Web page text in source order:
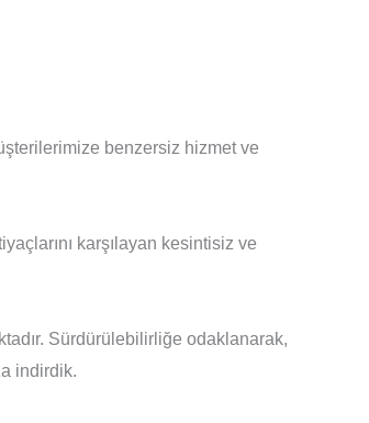
benzersiz hizmet ve
karşılayan kesintisiz ve
Sürdürülebilirliğe odaklanarak,
indirdik.